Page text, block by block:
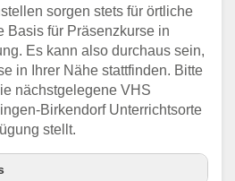
sorgen stets für örtliche
Basis für Präsenzkurse in
Es kann also durchaus sein,
in Ihrer Nähe stattfinden. Bitte
nächstgelegene VHS
Birkendorf Unterrichtsorte
stellt.